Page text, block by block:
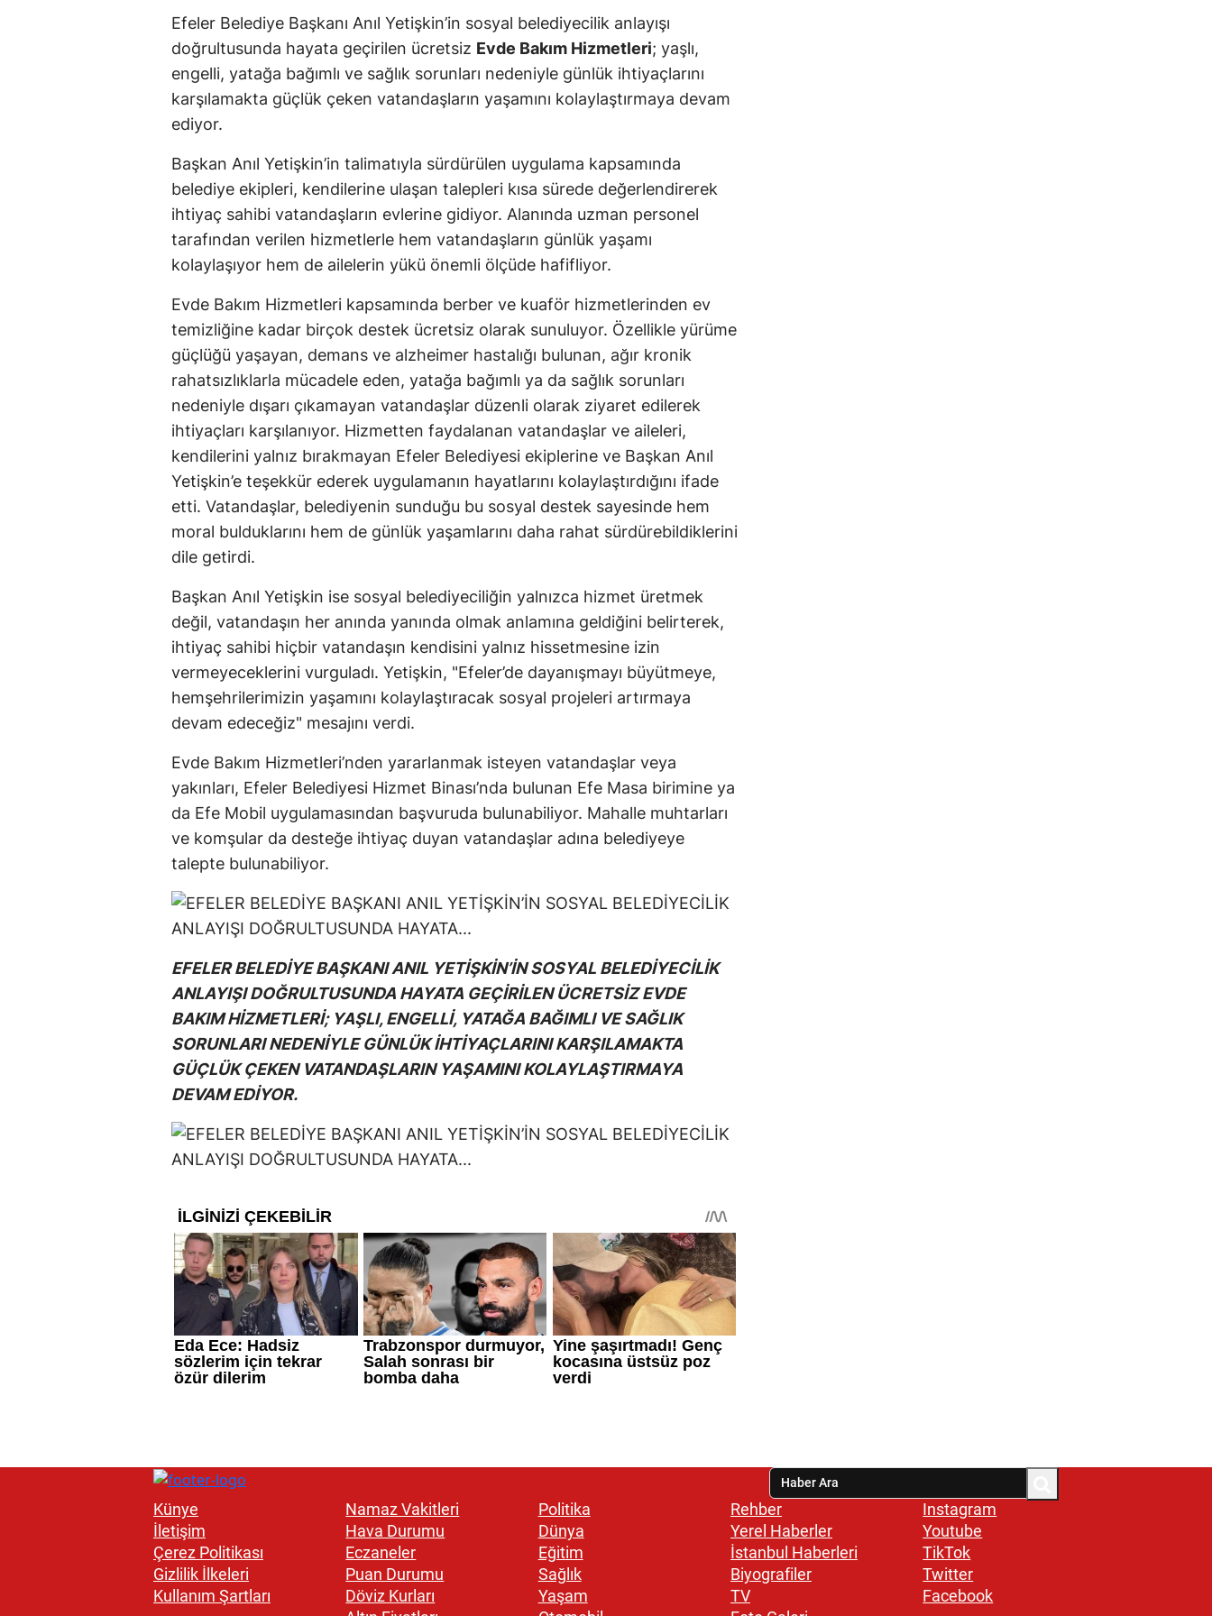
Efeler Belediye Başkanı Anıl Yetişkin’in sosyal belediyecilik anlayışı
doğrultusunda hayata geçirilen ücretsiz Evde Bakım Hizmetleri; yaşlı,
engelli, yatağa bağımlı ve sağlık sorunları nedeniyle günlük ihtiyaçlarını
karşılamakta güçlük çeken vatandaşların yaşamını kolaylaştırmaya devam
ediyor.
Başkan Anıl Yetişkin’in talimatıyla sürdürülen uygulama kapsamında
belediye ekipleri, kendilerine ulaşan talepleri kısa sürede değerlendirerek
ihtiyaç sahibi vatandaşların evlerine gidiyor. Alanında uzman personel
tarafından verilen hizmetlerle hem vatandaşların günlük yaşamı
kolaylaşıyor hem de ailelerin yükü önemli ölçüde hafifliyor.
Evde Bakım Hizmetleri kapsamında berber ve kuaför hizmetlerinden ev
temizliğine kadar birçok destek ücretsiz olarak sunuluyor. Özellikle yürüme
güçlüğü yaşayan, demans ve alzheimer hastalığı bulunan, ağır kronik
rahatsızlıklarla mücadele eden, yatağa bağımlı ya da sağlık sorunları
nedeniyle dışarı çıkamayan vatandaşlar düzenli olarak ziyaret edilerek
ihtiyaçları karşılanıyor. Hizmetten faydalanan vatandaşlar ve aileleri,
kendilerini yalnız bırakmayan Efeler Belediyesi ekiplerine ve Başkan Anıl
Yetişkin’e teşekkür ederek uygulamanın hayatlarını kolaylaştırdığını ifade
etti. Vatandaşlar, belediyenin sunduğu bu sosyal destek sayesinde hem
moral bulduklarını hem de günlük yaşamlarını daha rahat sürdürebildiklerini
dile getirdi.
Başkan Anıl Yetişkin ise sosyal belediyeciliğin yalnızca hizmet üretmek
değil, vatandaşın her anında yanında olmak anlamına geldiğini belirterek,
ihtiyaç sahibi hiçbir vatandaşın kendisini yalnız hissetmesine izin
vermeyeceklerini vurguladı. Yetişkin, "Efeler’de dayanışmayı büyütmeye,
hemşehrilerimizin yaşamını kolaylaştıracak sosyal projeleri artırmaya
devam edeceğiz" mesajını verdi.
Evde Bakım Hizmetleri’nden yararlanmak isteyen vatandaşlar veya
yakınları, Efeler Belediyesi Hizmet Binası’nda bulunan Efe Masa birimine ya
da Efe Mobil uygulamasından başvuruda bulunabiliyor. Mahalle muhtarları
ve komşular da desteğe ihtiyaç duyan vatandaşlar adına belediyeye
talepte bulunabiliyor.
EFELER BELEDİYE BAŞKANI ANIL YETİŞKİN’İN SOSYAL BELEDİYECİLİK
ANLAYIŞI DOĞRULTUSUNDA HAYATA GEÇİRİLEN ÜCRETSİZ EVDE
BAKIM HİZMETLERİ; YAŞLI, ENGELLİ, YATAĞA BAĞIMLI VE SAĞLIK
SORUNLARI NEDENİYLE GÜNLÜK İHTİYAÇLARINI KARŞILAMAKTA
GÜÇLÜK ÇEKEN VATANDAŞLARIN YAŞAMINI KOLAYLAŞTIRMAYA
DEVAM EDİYOR.
Künye
İletişim
Çerez Politikası
Gizlilik İlkeleri
Kullanım Şartları
Namaz Vakitleri
Hava Durumu
Eczaneler
Puan Durumu
Döviz Kurları
Politika
Dünya
Eğitim
Sağlık
Yaşam
Rehber
Yerel Haberler
İstanbul Haberleri
Biyografiler
TV
Instagram
Youtube
TikTok
Twitter
Facebook